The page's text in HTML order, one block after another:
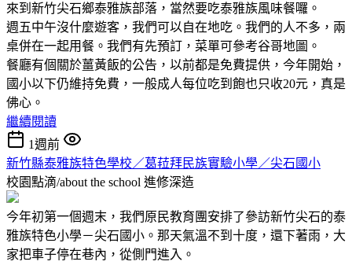
來到新竹尖石鄉泰雅族部落，當然要吃泰雅族風味餐囉。
週五中午沒什麼遊客，我們可以自在地吃。我們的人不多，兩
桌併在一起用餐。我們有先預訂，菜單可參考谷哥地圖。
餐廳有個關於薑黃飯的公告，以前都是免費提供，今年開始，
國小以下仍維持免費，一般成人每位吃到飽也只收20元，真是
佛心。
繼續閱讀
1週前
新竹縣泰雅族特色學校／葛菈拜民族實驗小學／尖石國小
校園點滴/about the school 進修深造
今年初第一個週末，我們原民教育團安排了參訪新竹尖石的泰
雅族特色小學－尖石國小。那天氣溫不到十度，還下著雨，大
家把車子停在巷內，從側門進入。